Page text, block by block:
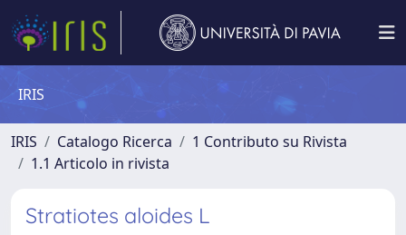
IRIS
IRIS Catalogo Ricerca
1 Contributo su Rivista
1.1 Articolo in rivista
Stratiotes aloides L